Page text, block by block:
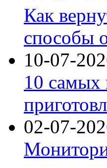
Как
способы
10-07-
10 самых
02-07-